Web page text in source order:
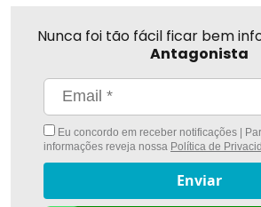
Nunca foi tão fácil ficar bem
Antagonista
Eu concordo em receber notificações |
informações reveja nossa Política de
Enviar